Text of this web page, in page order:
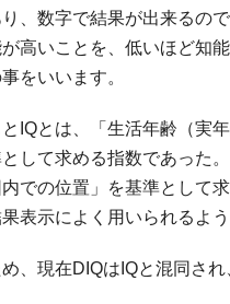
、数字で結果が出来るの
が高いことを、低いほど知
をいいます。
とIQとは、「生活年齢（実
として求める指数であった
での位置」を基準として
表示によく用いられるよう
、現在DIQはIQと混同さ